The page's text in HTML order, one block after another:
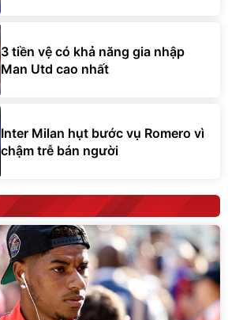
3 tiền vệ có khả năng gia nhập
Man Utd cao nhất
Inter Milan hụt bước vụ Romero vì
chậm trễ bán người